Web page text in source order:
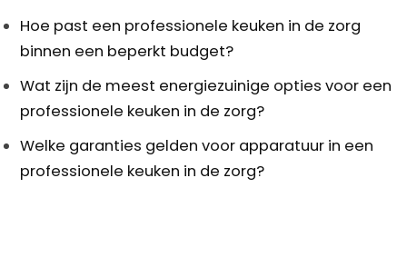
Hoe past een professionele keuken in de zorg
binnen een beperkt budget?
Wat zijn de meest energiezuinige opties voor een
professionele keuken in de zorg?
Welke garanties gelden voor apparatuur in een
professionele keuken in de zorg?